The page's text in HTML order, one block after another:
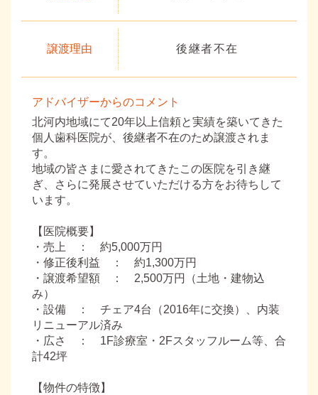
譲渡理由 後継者不在
アドバイザーからのコメント
北河内地域にて20年以上信頼と実績を築いてきた
個人歯科医院が、後継者不在のため譲渡されま
す。
地域の皆さまに愛されてきたこの医院を引き継
ぎ、さらに発展させていただける方をお待ちして
います。
【医院概要】
・売上 ： 約5,000万円
・修正後利益 ： 約1,300万円
・譲渡希望額 ： 2,500万円（土地・建物込
み）
・設備 ： チェア4台（2016年に交換）、内装
リニューアル済み
・広さ ： 1F診療室・2Fスタッフルーム等、合
計42坪
【物件の特徴】